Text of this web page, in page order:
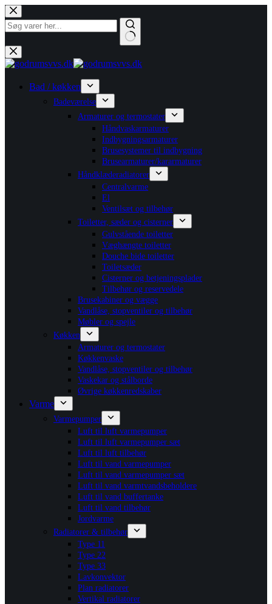
Fortsæt
til
indhold
Ingen
resultater
Bad / køkken
Badeværelse
Armaturer og termostater
Håndvaskarmaturer
Indbygningsarmaturer
Brusesystemer til indbygning
Brusearmaturer/kararmaturer
Håndklæderadiatorer
Centralvarme
El
Ventilsæt og tilbehør
Toiletter, sæder og cisterner
Gulvstående toiletter
Væghængte toiletter
Douche bide toiletter
Toiletsæder
Cisterner og betjeningsplader
Tilbehør og reservedele
Brusekabiner og vægge
Vandlåse, stopventiler og tilbehør
Møbler og spejle
Køkken
Armaturer og termostater
Køkkenvaske
Vandlåse, stopventiler og tilbehør
Vaskekar og stålborde
Øvrige køkkenredskaber
Varme
Varmepumper
Luft til luft varmepumper
Luft til luft varmepumper sæt
Luft til luft tilbehør
Luft til vand varmepumper
Luft til vand varmepumper sæt
Luft til vand varmtvandsbeholdere
Luft til vand buffertanke
Luft til vand tilbehør
Jordvarme
Radiatorer & tilbehør
Type 11
Type 22
Type 33
Lavkonvektor
Plan radiatorer
Vertikal radiatorer